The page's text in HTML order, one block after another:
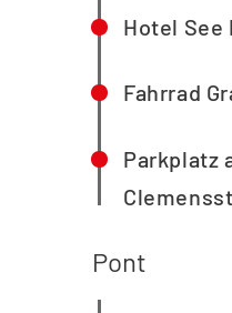
Hotel See
Fahrrad
Parkplatz
Pont